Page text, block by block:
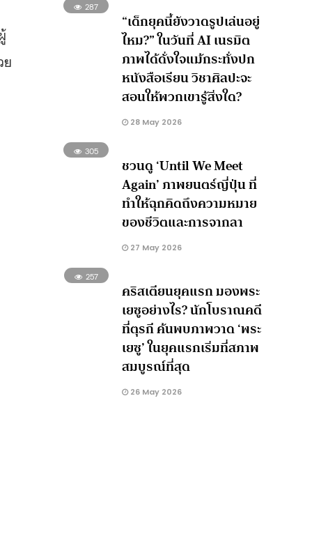
ย
287
“เด็กยุคนี้ยังวาดรูปเล่นอยู่
ไหม?” ในวันที่ AI เนรมิต
ภาพได้ดั่งใจแม้กระทั่งปก
หนังสือเรียน วิชาศิลปะจะ
สอนให้พวกเขารู้สิ่งใด?
28 May 2026
305
ชวนดู ‘Until We Meet
Again’ ภาพยนตร์ญี่ปุ่น ที่
ทำให้ฉุกคิดถึงความหมาย
ของชีวิตและการจากลา
27 May 2026
257
คริสเตียนยุคแรก มองพระ
เยซูอย่างไร? นักโบราณคดี
ที่ตุรกี ค้นพบภาพวาด ‘พระ
เยซู’ ในยุคแรกเริ่มที่สภาพ
สมบูรณ์ที่สุด
26 May 2026